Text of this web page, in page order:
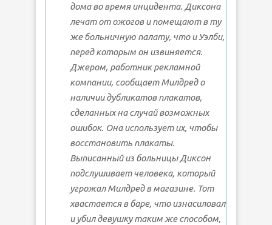
дома во время инцидента. Диксона
лечат от ожогов и помещают в ту
же больничную палату, что и Уэлби,
перед которым он извиняется.
Джером, работник рекламной
компании, сообщает Милдред о
наличии дубликатов плакатов,
сделанных на случай возможных
ошибок. Она использует их, чтобы
восстановить плакаты.
Выписанный из больницы Диксон
подслушивает человека, который
угрожал Милдред в магазине. Тот
хвастается в баре, что изнасиловал
и убил девушку таким же способом,